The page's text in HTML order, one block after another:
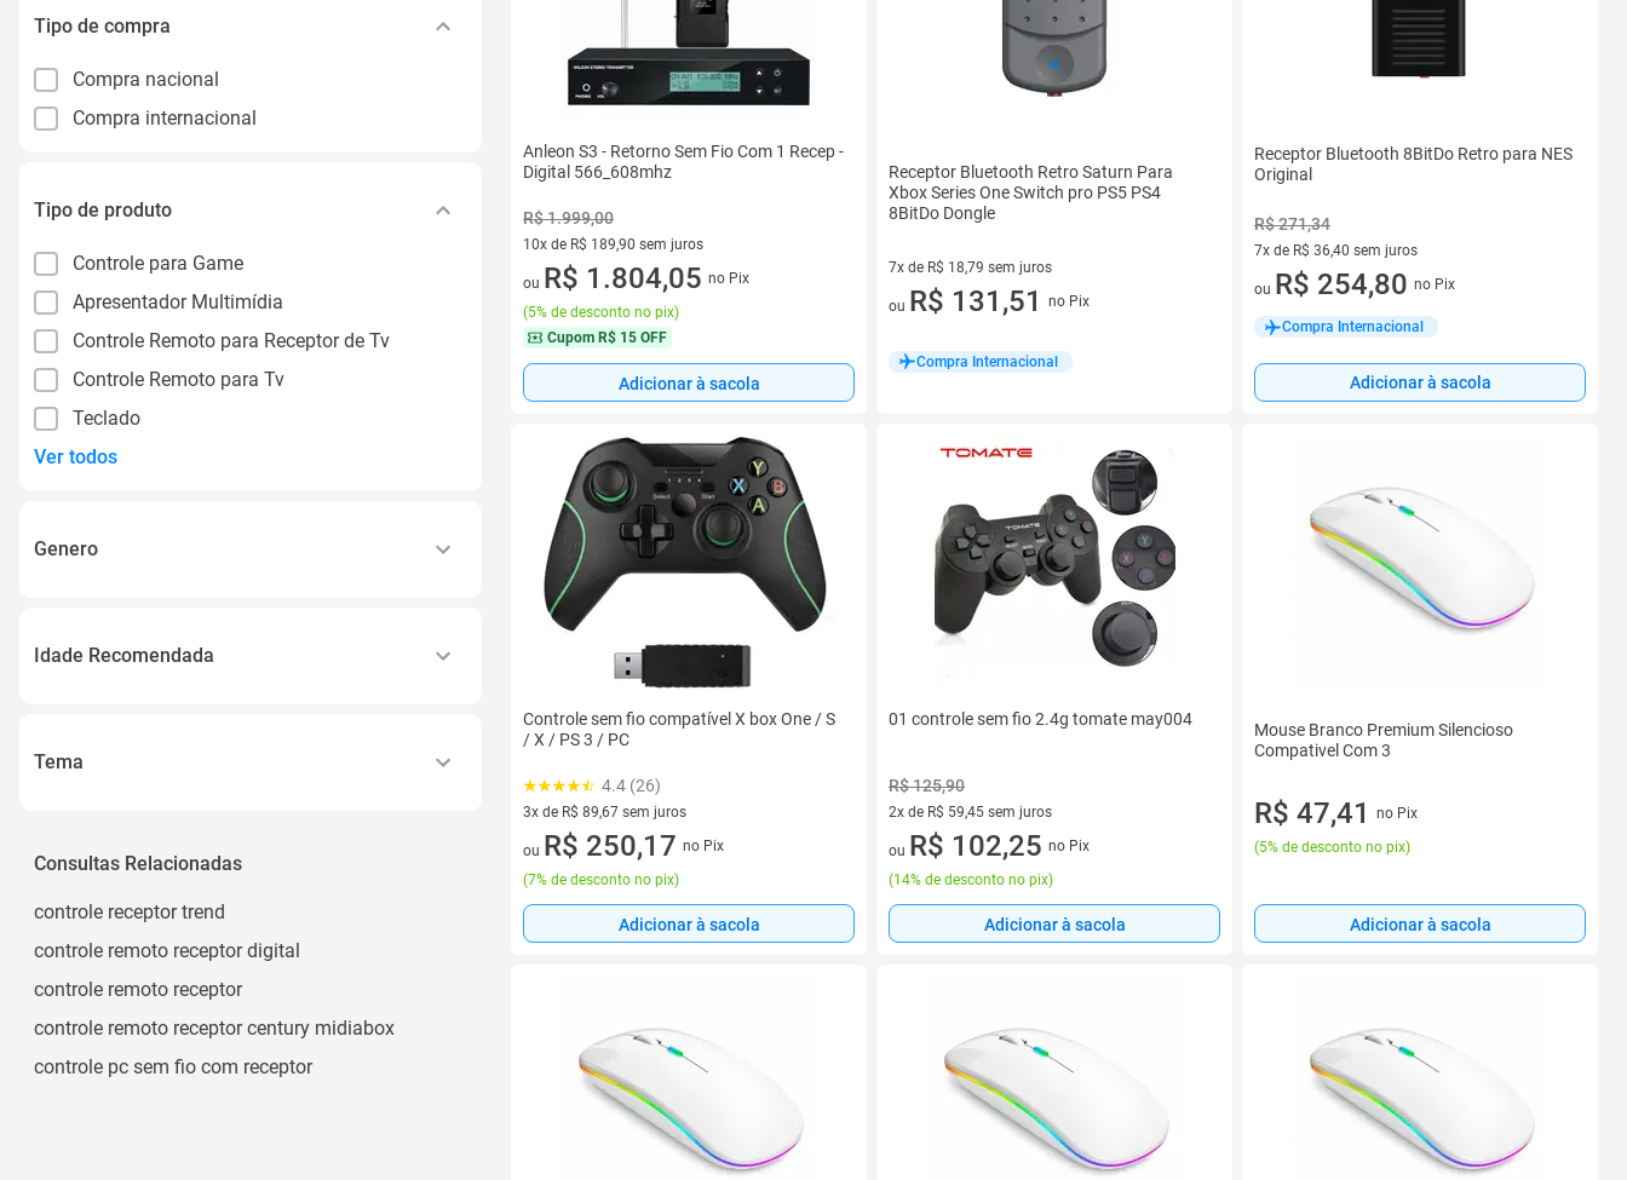
Tipo de compra
Compra nacional
Compra internacional
Tipo de produto
Controle para Game
Apresentador Multimídia
Controle Remoto para Receptor de Tv
Controle Remoto para Tv
Teclado
Ver todos
Genero
Português
Idade Recomendada
Adult
Ver todos
Tema
Medieval Blacksmith
Consultas Relacionadas
controle receptor trend
controle remoto receptor digital
controle remoto receptor
controle remoto receptor century midiabox
controle pc sem fio com receptor
Anleon S3 - Retorno Sem Fio Com 1 Recep -
Digital 566_608mhz
R$ 1.999,00
10x de R$ 189,90 sem juros
10 vez de R$ 189,90 sem juros
ou R$ 1.804,05 no Pix
(5% de desconto no pix)
Cupom R$ 15 OFF
Adicionar à sacola
Receptor Bluetooth Retro Saturn Para
Xbox Series One Switch pro PS5 PS4
8BitDo Dongle
7x de R$ 18,79 sem juros
7 vez de R$ 18,79 sem juros
ou R$ 131,51 no Pix
Compra Internacional
Receptor Bluetooth 8BitDo Retro para NES
Original
R$ 271,34
7x de R$ 36,40 sem juros
7 vez de R$ 36,40 sem juros
ou R$ 254,80 no Pix
Compra Internacional
Adicionar à sacola
Controle sem fio compatível X box One / S
/ X / PS 3 / PC
4.4 (26)
3x de R$ 89,67 sem juros
3 vez de R$ 89,67 sem juros
ou R$ 250,17 no Pix
(7% de desconto no pix)
Adicionar à sacola
01 controle sem fio 2.4g tomate may004
R$ 125,90
2x de R$ 59,45 sem juros
2 vez de R$ 59,45 sem juros
ou R$ 102,25 no Pix
(14% de desconto no pix)
Adicionar à sacola
Mouse Branco Premium Silencioso
Compativel Com 3
R$ 47,41
no Pix
(5% de desconto no pix)
Adicionar à sacola